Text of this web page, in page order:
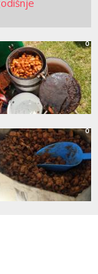
0
0